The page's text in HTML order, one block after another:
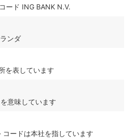
ード ING BANK N.V.
ンダ
を表しています
意味しています
コードは本社を指しています